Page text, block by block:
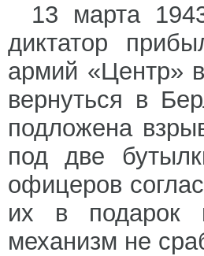
13 марта
диктатор
армий «Центр»
вернуться в
подложена
под две
офицеров
их в подарок
механизм не